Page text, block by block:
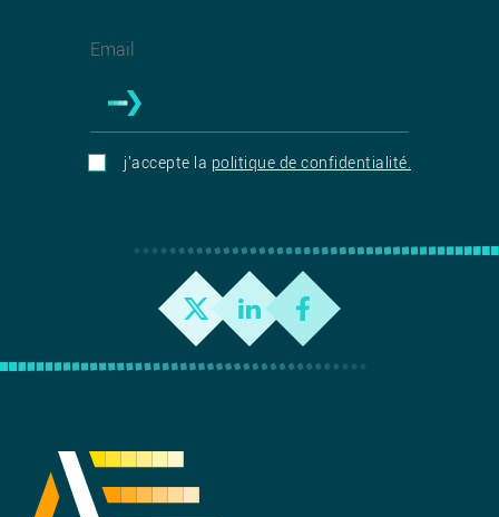
j'accepte la politique de confidentialité.